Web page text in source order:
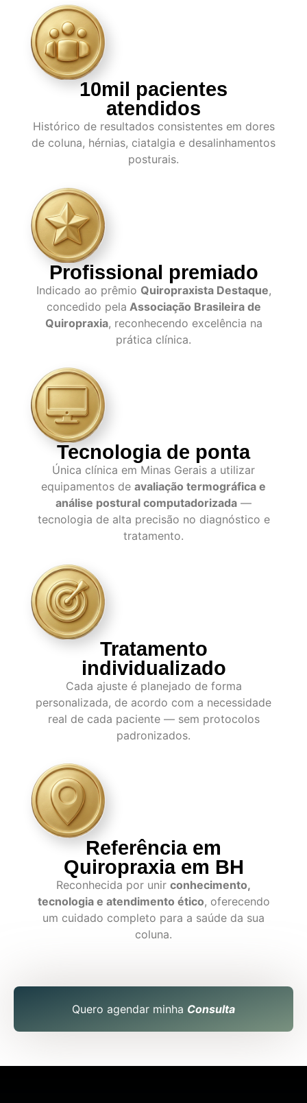
10mil pacientes
atendidos
Histórico de resultados consistentes em dores
de coluna, hérnias, ciatalgia e desalinhamentos
posturais.
Profissional premiado
Indicado ao prêmio Quiropraxista Destaque,
concedido pela Associação Brasileira de
Quiropraxia, reconhecendo excelência na
prática clínica.
Tecnologia de ponta
Única clínica em Minas Gerais a utilizar
equipamentos de avaliação termográfica e
análise postural computadorizada —
tecnologia de alta precisão no diagnóstico e
tratamento.
Tratamento
individualizado
Cada ajuste é planejado de forma
personalizada, de acordo com a necessidade
real de cada paciente — sem protocolos
padronizados.
Referência em
Quiropraxia em BH
Reconhecida por unir conhecimento,
tecnologia e atendimento ético, oferecendo
um cuidado completo para a saúde da sua
coluna.
Quero agendar minha Consulta